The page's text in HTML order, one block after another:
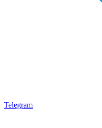
Telegram